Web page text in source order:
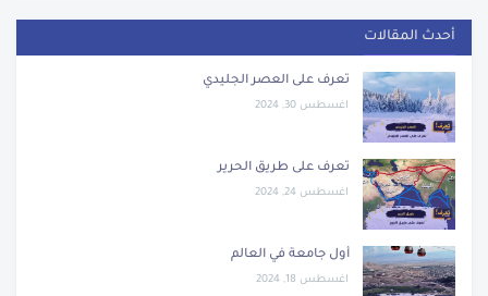
أحدث المقالات
تعرف على العصر الجليدي
اغسطس 30, 2024
تعرف على طريق الحرير
اغسطس 24, 2024
أول جامعة في العالم
اغسطس 18, 2024